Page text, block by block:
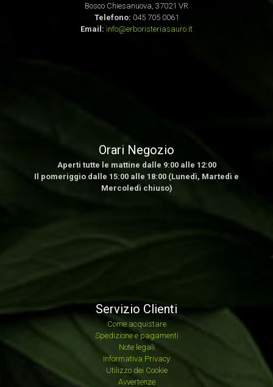
Bosco Chiesanuova, 37021 VR
Telefono: 045 705 0061
Email: info@erboristeriasauro.it
Orari Negozio
Aperti tutte le mattine dalle 9:00 alle 12:00
Il pomeriggio dalle 15:00 alle 18:00 (Lunedì, Martedì e
Mercoledì chiuso)
Servizio Clienti
Come acquistare
Spedizione e pagamenti
Note legali
Informativa Privacy
Utilizzo dei Cookie
Avvertenze